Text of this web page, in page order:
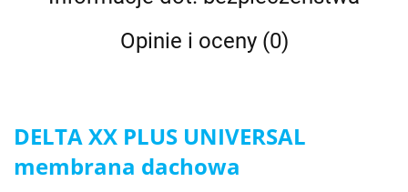
Opinie i oceny (0)
DELTA XX PLUS UNIVERSAL
membrana dachowa